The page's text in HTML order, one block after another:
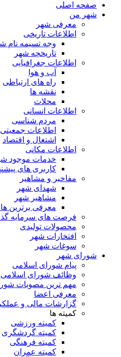
صفحه اصلی
شهر من
معرفی شهر
اطلاعات تاریخی
وجه تسیمه نام
تاریخچه شهر
اطلاعات جغرافیایی
آب و هوا
راه های ارتباطی
نقشه ها
محلات
اطلاعات انسانی
مردم شناسی
اطلاعات جمعیتی
اشتغال و اقتصاد
اطلاعات مکانی
خدمات موجود
کاربری های
مفاخیر و مشاهیر
شهدای شهر
مشاهیر شهر
معرفی برترین
فرصت های سرمایه
محصولات تولیدی
افتخارات شهر
سوغات شهر
شورای شهر
پیام شورای اسلامی
وظائف شورای اسلامی
مهم ترین مصوبات شورا
معرفی اعضا
گزارشات مالی و
کمیته ها
کمیته ورزشی
کمیته گردشگری
کمیته فرهنگی
کمیته عمران